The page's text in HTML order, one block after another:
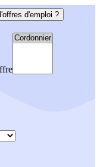
d'emploi ?